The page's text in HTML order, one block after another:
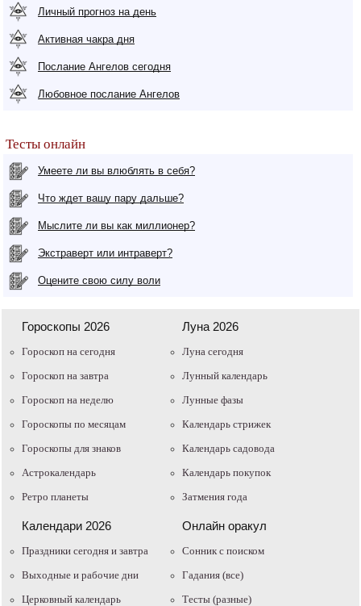
Личный прогноз на день
Активная чакра дня
Послание Ангелов сегодня
Любовное послание Ангелов
Тесты онлайн
Умеете ли вы влюблять в себя?
Что ждет вашу пару дальше?
Мыслите ли вы как миллионер?
Экстраверт или интраверт?
Оцените свою силу воли
Гороскопы 2026
Гороскоп на сегодня
Гороскоп на завтра
Гороскоп на неделю
Гороскопы по месяцам
Гороскопы для знаков
Астрокалендарь
Ретро планеты
Луна 2026
Луна сегодня
Лунный календарь
Лунные фазы
Календарь стрижек
Календарь садовода
Календарь покупок
Затмения года
Календари 2026
Праздники сегодня и завтра
Выходные и рабочие дни
Церковный календарь
Онлайн оракул
Cонник с поиском
Гадания (все)
Тесты (разные)